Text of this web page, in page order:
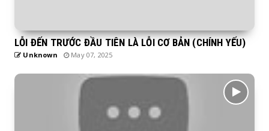
LỖI ĐẾN TRƯỚC ĐẦU TIÊN LÀ LỖI CƠ BẢN (CHÍNH YẾU)
Unknown May 07, 2025